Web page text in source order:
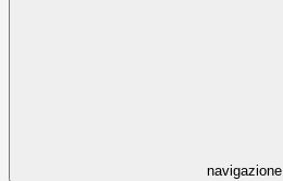
navigazione